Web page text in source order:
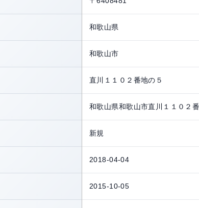
和歌山県
和歌山市
直川１１０２番地の５
和歌山県和歌山市直川１１０２
新規
2018-04-04
2015-10-05